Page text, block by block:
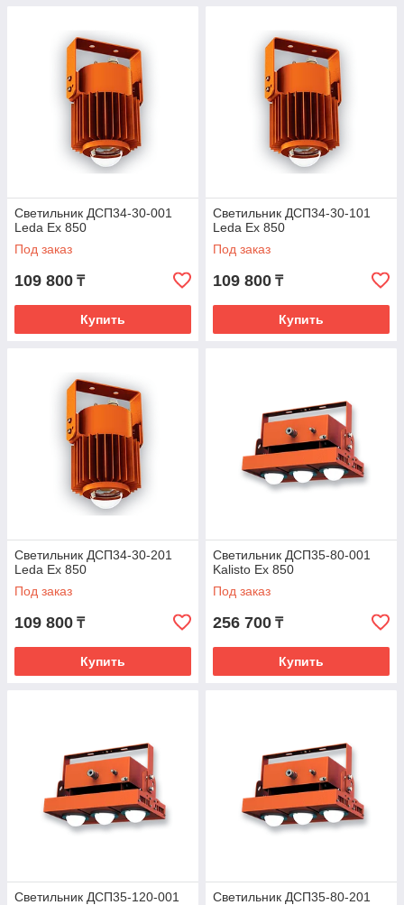
Светильник ДСП34-30-001
Leda Ex 850
Под заказ
109 800 ₸
Купить
Светильник ДСП34-30-101
Leda Ex 850
Под заказ
109 800 ₸
Купить
Светильник ДСП34-30-201
Leda Ex 850
Под заказ
109 800 ₸
Купить
Светильник ДСП35-80-001
Kalisto Ex 850
Под заказ
256 700 ₸
Купить
Светильник ДСП35-120-001
Светильник ДСП35-80-201